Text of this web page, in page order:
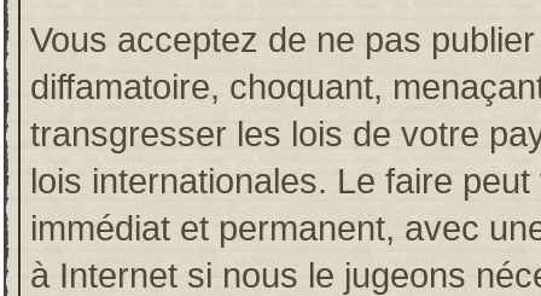
Vous acceptez de ne pas
diffamatoire, choquant,
transgresser les lois de votre
lois internationales. Le faire
immédiat et permanent, avec
à Internet si nous le jugeons